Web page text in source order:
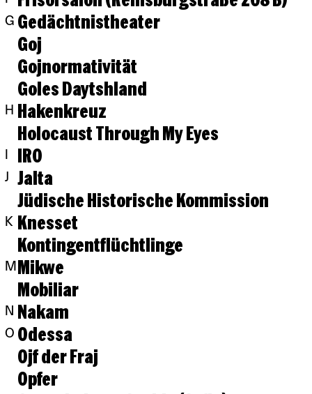
G Gedächtnistheater
Goj
Gojnormativität
Goles Daytshland
H Hakenkreuz
Holocaust Through My Eyes
IRO
J
Jalta
Jüdische Historische Kommission
K Knesset
Kontingentflüchtlinge
M Mikwe
Mobiliar
N Nakam
O Odessa
Ojf der Fraj
Opfer